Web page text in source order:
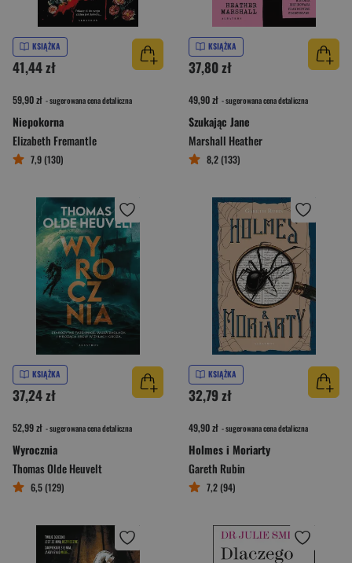
KSIĄŻKA
41,44 zł
59,90 zł - sugerowana cena detaliczna
Niepokorna
Elizabeth Fremantle
7,9 (130)
KSIĄŻKA
37,80 zł
49,90 zł - sugerowana cena detaliczna
Szukając Jane
Marshall Heather
8,2 (133)
KSIĄŻKA
37,24 zł
52,99 zł - sugerowana cena detaliczna
Wyrocznia
Thomas Olde Heuvelt
6,5 (129)
KSIĄŻKA
32,79 zł
49,90 zł - sugerowana cena detaliczna
Holmes i Moriarty
Gareth Rubin
7,2 (94)